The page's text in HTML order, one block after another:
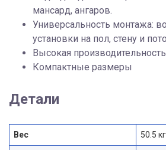
мансард, ангаров.
Универсальность монтажа:
установки на пол, стену и
Высокая
Компактные размеры
Детали
Вес 50.5 кг